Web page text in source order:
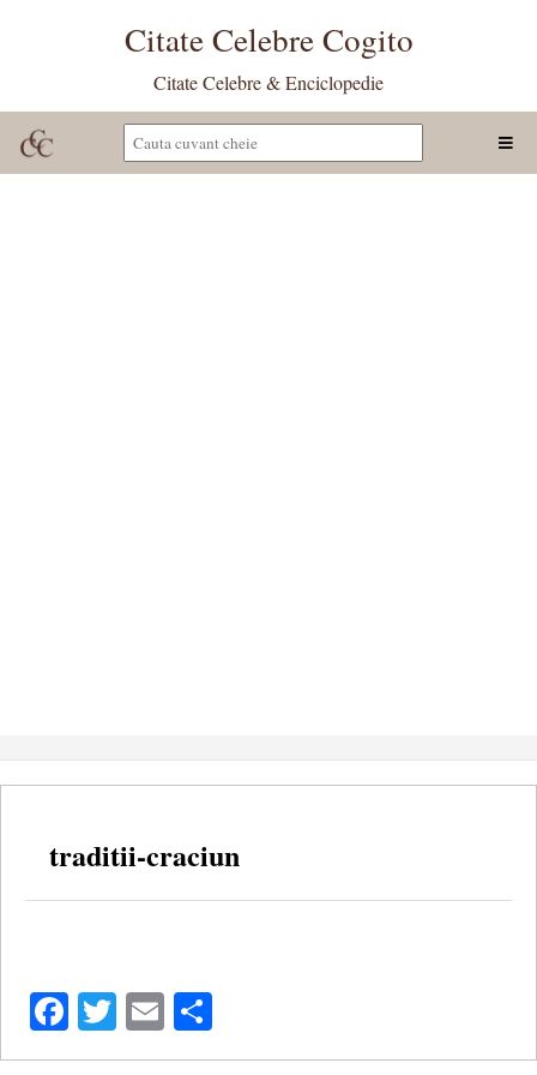
Citate Celebre Cogito
Citate Celebre & Enciclopedie
traditii-craciun
Facebook
Twitter
Email